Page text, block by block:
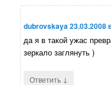
dubrovskaya23.03.2008
да я в такой ужас
зеркало заглянуть )
Ответить ↓